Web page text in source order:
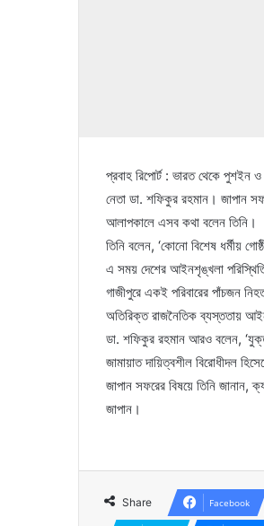
প্রবাহ রিপোর্ট : ভারত থেকে পুশইন ও
নেতা ডা. শফিকুর রহমান। জাপান
আলাপকালে এসব কথা বলেন তিনি।
তিনি বলেন, ‘কোনো বিশেষ ধর্মীয়
এ সময় দেশের আইনশৃঙ্খলা
গাজীপুরে একই পরিবারের পাঁচজন
অতিরিক্ত রাজনৈতিক ব্যস্ততায়
ডা. শফিকুর রহমান আরও বলেন,
জামায়াত দায়িত্বশীল বিরোধীদল
জাপান সফরের বিষয়ে তিনি জানান,
জাপান।
Share Facebook